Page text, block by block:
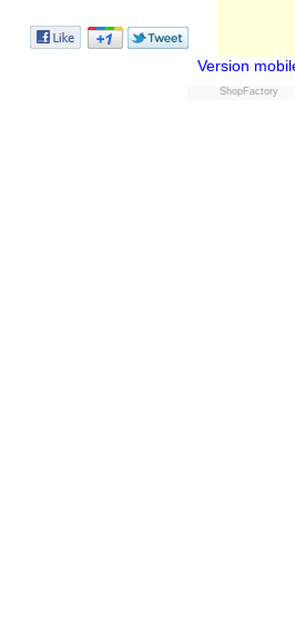
Version
ShopFactory